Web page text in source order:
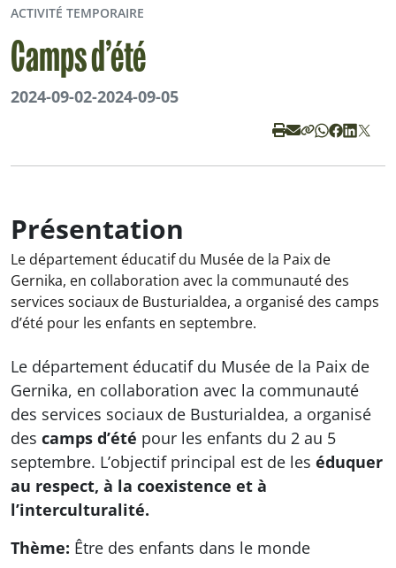
ACTIVITÉ TEMPORAIRE
Camps d’été
2024-09-02-2024-09-05
Présentation
Le département éducatif du Musée de la Paix de
Gernika, en collaboration avec la communauté des
services sociaux de Busturialdea, a organisé des camps
d’été pour les enfants en septembre.
Le département éducatif du Musée de la Paix de
Gernika, en collaboration avec la communauté
des services sociaux de Busturialdea, a organisé
des camps d’été pour les enfants du 2 au 5
septembre. L’objectif principal est de les éduquer
au respect, à la coexistence et à
l’interculturalité.
Thème: Être des enfants dans le monde